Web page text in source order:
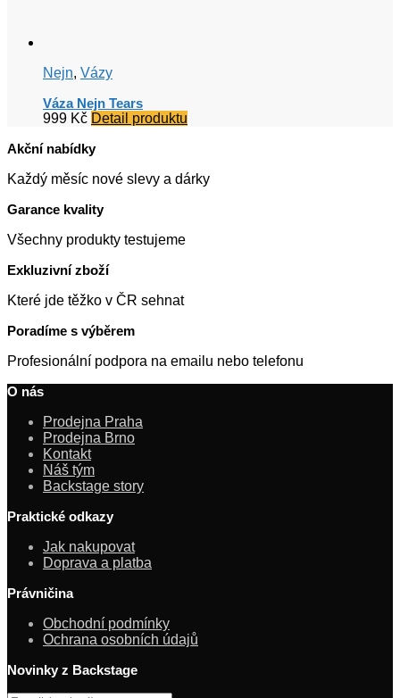
Nejn, Vázy
Váza Nejn Tears
999 Kč Detail produktu
Akční nabídky
Každý měsíc nové slevy a dárky
Garance kvality
Všechny produkty testujeme
Exkluzivní zboží
Které jde těžko v ČR sehnat
Poradíme s výběrem
Profesionální podpora na emailu nebo telefonu
O nás
Prodejna Praha
Prodejna Brno
Kontakt
Náš tým
Backstage story
Praktické odkazy
Jak nakupovat
Doprava a platba
Právničina
Obchodní podmínky
Ochrana osobních údajů
Novinky z Backstage